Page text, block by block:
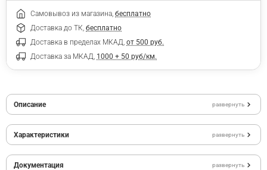
Самовывоз из магазина, бесплатно
Доставка до ТК, бесплатно
Доставка в пределах МКАД, от 500 руб.
Доставка за МКАД, 1000 + 50 руб/км.
Описание развернуть
Характеристики развернуть
Документация развернуть